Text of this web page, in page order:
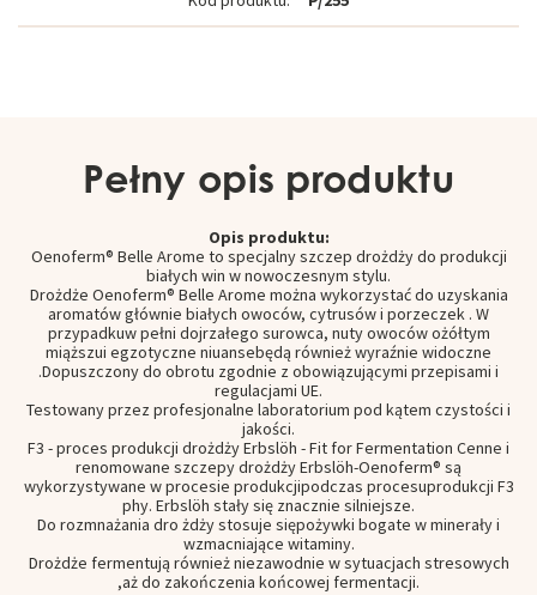
Pełny opis produktu
Opis produktu:
Oenoferm® Belle Arome to specjalny szczep drożdży do produkcji
białych win w nowoczesnym stylu.
Drożdże Oenoferm® Belle Arome można wykorzystać do uzyskania
aromatów głównie białych owoców, cytrusów i porzeczek . W
przypadkuw pełni dojrzałego surowca, nuty owocówożółtym
miąższui egzotyczne niuansebędą również wyraźnie widoczne
.Dopuszczony do obrotu zgodnie z obowiązującymi przepisami i
regulacjami UE.
Testowany przez profesjonalne laboratorium pod kątem czystości i
jakości.
F3 - proces produkcji drożdży Erbslöh - Fit for Fermentation Cenne i
renomowane szczepy drożdży Erbslöh-Oenoferm® są
wykorzystywane w procesie produkcjipodczas procesuprodukcji F3
phy. Erbslöh stały się znacznie silniejsze.
Do rozmnażania dro żdży stosuje siępożywki bogate w minerały i
wzmacniające witaminy.
Drożdże fermentują również niezawodnie wsytuacjach stresowych
,aż do zakończenia końcowej fermentacji.